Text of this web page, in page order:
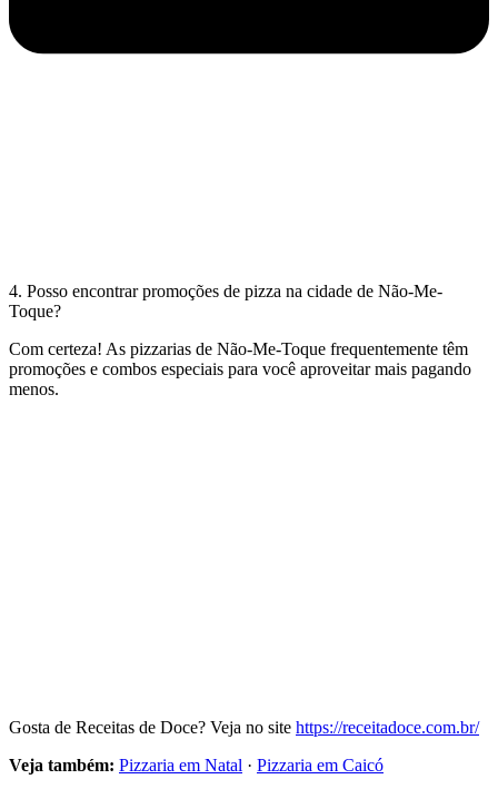
4. Posso encontrar promoções de pizza na cidade de Não-Me-
Toque?
Com certeza! As pizzarias de Não-Me-Toque frequentemente têm
promoções e combos especiais para você aproveitar mais pagando
menos.
Gosta de Receitas de Doce? Veja no site https://receitadoce.com.br/
Veja também: Pizzaria em Natal · Pizzaria em Caicó